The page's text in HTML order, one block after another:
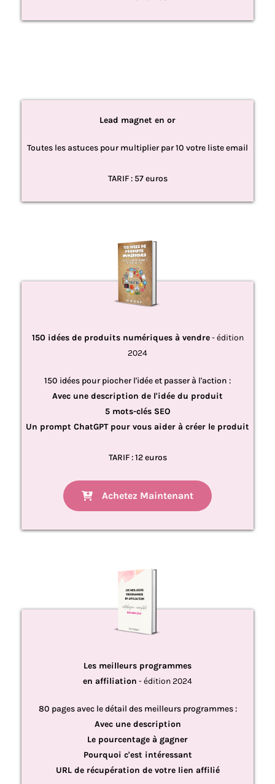
Lead magnet en or
Toutes les astuces pour multiplier par 10 votre liste email
TARIF : 57 euros
150 idées de produits numériques à vendre- édition
2024
150 idées pour piocher l'idée et passer à l'action :
Avec une description de l'idée du produit
5 mots-clés SEO
Un prompt ChatGPT pour vous aider à créer le produit
TARIF : 12 euros
Achetez Maintenant
Les meilleurs programmes
en affiliation - édition 2024
80 pages avec le détail des meilleurs programmes :
Avec une description
Le pourcentage à gagner
Pourquoi c'est intéressant
URL de récupération de votre lien affilié